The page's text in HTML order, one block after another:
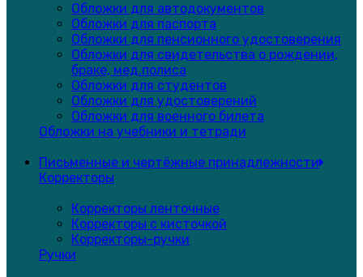
Обложки для автодокументов
Обложки для паспорта
Обложки для пенсионного удостоверения
Обложки для свидетельства о рождении,
браке, мед.полиса
Обложки для студентов
Обложки для удостоверений
Обложки для военного билета
Обложки на учебники и тетради
Письменные и чертёжные принадлежности
Корректоры
Корректоры ленточные
Корректоры с кисточкой
Корректоры-ручки
Ручки